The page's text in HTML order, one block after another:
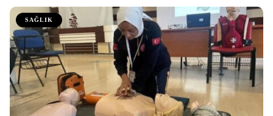
SAĞLIK